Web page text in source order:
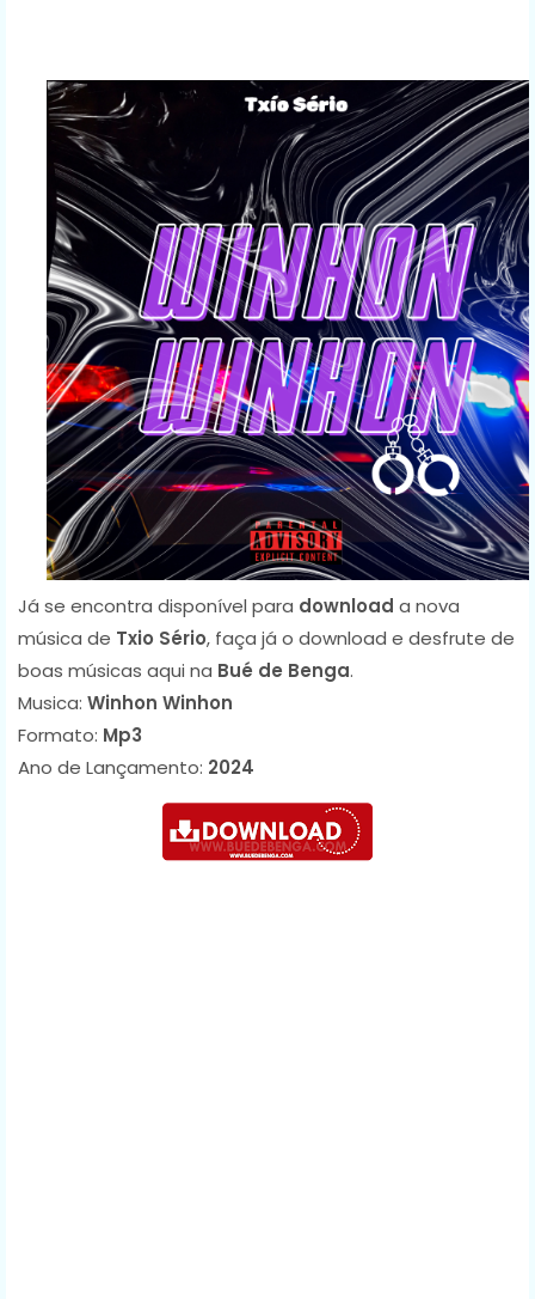
Já se encontra disponível para download a nova
música de Txio Sério, faça já o download e desfrute de
boas músicas aqui na Bué de Benga.
Musica: Winhon Winhon
Formato: Mp3
Ano de Lançamento: 2024